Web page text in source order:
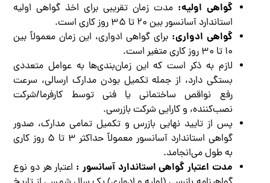
گواهی اولیه: مدت زمان تقریبی برای اخذ گواهی اولیه
استاندارد آسانسور بین ۲۰ تا ۳۵ روز کاری است.
گواهی ادواری: برای گواهی ادواری، این زمان معمولاً بین
۱۰ تا ۳۰ روز کاری متغیر است.
لازم به ذکر است که این زمان‌بندی‌ها به عوامل متعددی
بستگی دارد، از جمله تکمیل بودن مدارک ارسالی، سرعت
رفع نواقص ساختمانی یا فنی توسط کارفرما/شرکت
نصب‌کننده، و کارایی شرکت بازرسی.
پس از تایید نهایی بازرس و تکمیل تمامی مدارک، صدور
گواهی استاندارد آسانسور معمولاً حداکثر ۳ تا ۵ روز کاری
به طول می‌انجامد.
مدت اعتبار گواهی استاندارد آسانسور : اعتبار هر دو نوع